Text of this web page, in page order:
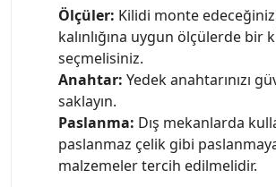
Ölçüler: Kilidi monte
kalınlığına uygun ölçülerde bir
seçmelisiniz.
Anahtar: Yedek anahtarınızı
saklayın.
Paslanma: Dış mekanlarda
paslanmaz çelik gibi
malzemeler tercih edilmelidir.